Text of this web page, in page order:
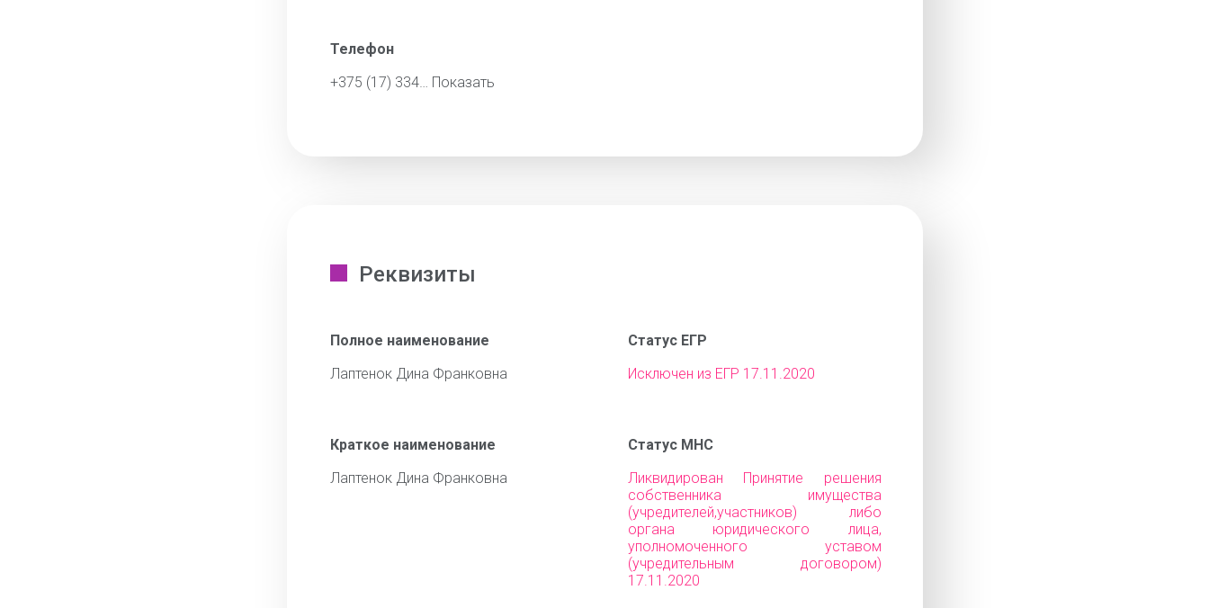
Телефон
+375 (17) 334… Показать
Реквизиты
Полное наименование
Лаптенок Дина Франковна
Статус ЕГР
Исключен из ЕГР 17.11.2020
Краткое наименование
Лаптенок Дина Франковна
Статус МНС
Ликвидирован Принятие решения
собственника имущества
(учредителей,участников) либо
органа юридического лица,
уполномоченного уставом
(учредительным договором)
17.11.2020